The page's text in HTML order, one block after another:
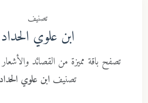
تصنيف
ابن علوي الحداد
تصفح باقة مميزة من القصائد
تصنيف ابن علوي الحداد